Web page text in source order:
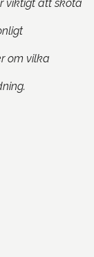
viktigt att sköta
om vilka